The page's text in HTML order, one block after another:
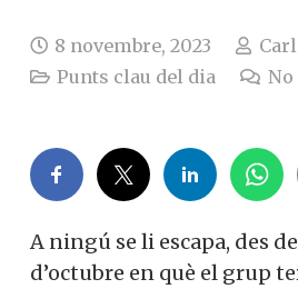
8 novembre, 2023
Punts clau del dia
A ningú se li escapa, des
d’octubre en què el grup